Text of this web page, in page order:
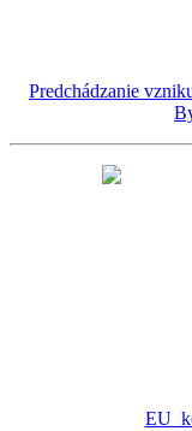
Predchádzanie